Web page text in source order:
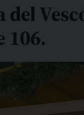
del
106.